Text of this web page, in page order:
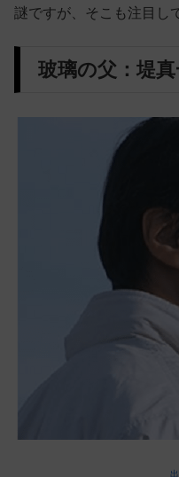
謎ですが、そこも注目し
玻璃の父：堤